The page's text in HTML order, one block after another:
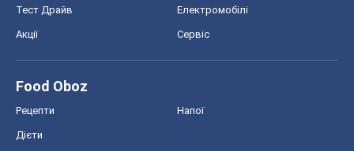
Тест Драйв Електромобілі
Акції Сервіс
Food Oboz
Рецепти Напої
Дієти